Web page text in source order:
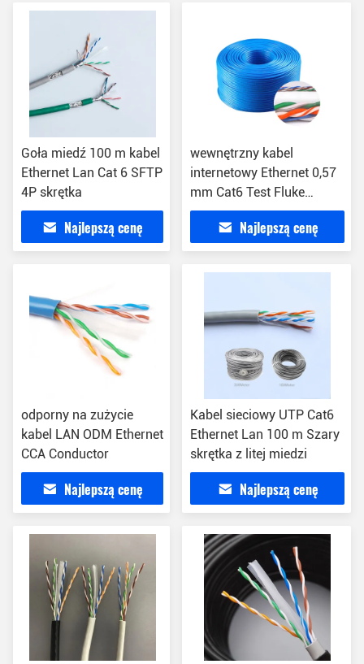
Goła miedź 100 m kabel
Ethernet Lan Cat 6 SFTP
4P skrętka
Najlepszą cenę
wewnętrzny kabel
internetowy Ethernet 0,57
mm Cat6 Test Fluke
przeszedł pomyślnie
Najlepszą cenę
odporny na zużycie
kabel LAN ODM Ethernet
CCA Conductor
Najlepszą cenę
Kabel sieciowy UTP Cat6
Ethernet Lan 100 m Szary
skrętka z litej miedzi
Najlepszą cenę